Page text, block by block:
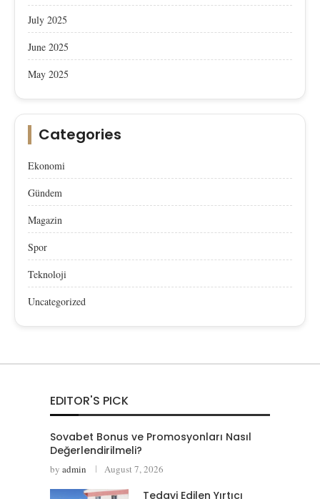
July 2025
June 2025
May 2025
Categories
Ekonomi
Gündem
Magazin
Spor
Teknoloji
Uncategorized
EDITOR'S PICK
Sovabet Bonus ve Promosyonları Nasıl
Değerlendirilmeli?
by admin August 7, 2026
Tedavi Edilen Yırtıcı